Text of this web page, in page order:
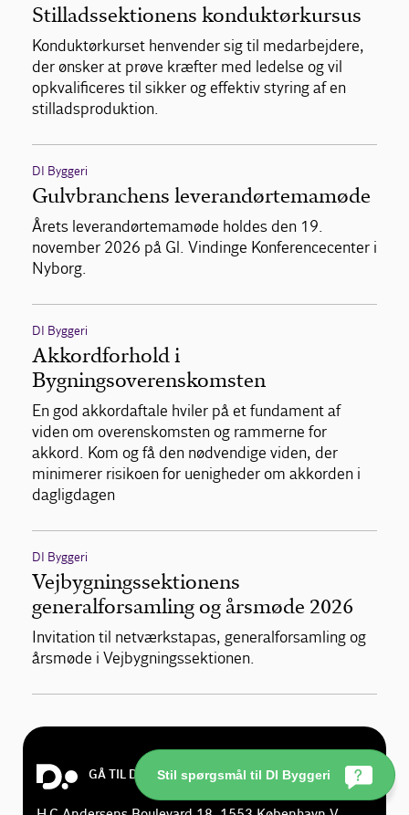
Stilladssektionens konduktørkursus
Konduktørkurset henvender sig til medarbejdere,
der ønsker at prøve kræfter med ledelse og vil
opkvalificeres til sikker og effektiv styring af en
stilladsproduktion.
DI Byggeri
Gulvbranchens leverandørtemamøde
Årets leverandørtemamøde holdes den 19.
november 2026 på Gl. Vindinge Konferencecenter i
Nyborg.
DI Byggeri
Akkordforhold i
Bygningsoverenskomsten
En god akkordaftale hviler på et fundament af
viden om overenskomsten og rammerne for
akkord. Kom og få den nødvendige viden, der
minimerer risikoen for uenigheder om akkorden i
dagligdagen
DI Byggeri
Vejbygningssektionens
generalforsamling og årsmøde 2026
Invitation til netværkstapas, generalforsamling og
årsmøde i Vejbygningssektionen.
GÅ TIL DI.DKStil spørgsmål til DI Byggeri